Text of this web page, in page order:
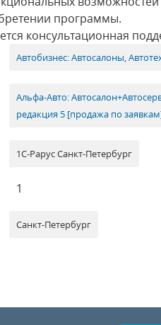
программы.
консультационная
Автобизнес: Автосалоны,
Альфа-Авто:
редакция 5 [продажа по
1С-Рарус Санкт-Петербург
1
Санкт-Петербург